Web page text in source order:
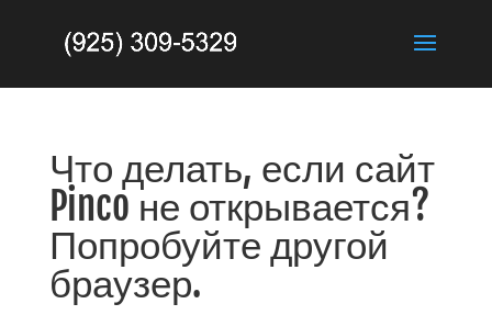
Что делать, если сайт
Pinco не открывается?
Попробуйте другой
браузер.